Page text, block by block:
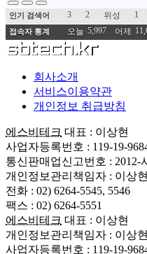
인기 검색어 3 2 위성 1
접속자 통계 오늘 5,997 어제
회사소개
서비스이용약관
개인정보 취급방침
에스비테크 대표 : 이상현
사업자등록번호 : 119-19-
통신판매업신고번호 : 2012-
개인정보관리책임자 : 이상현
전화 : 02) 6264-5545, 5546
팩스 : 02) 6264-5551
에스비테크 대표 : 이상현
개인정보관리책임자 : 이상현
사업자등록번호 : 119-19-